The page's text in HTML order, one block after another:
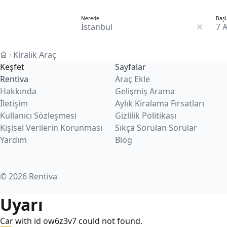
Nerede
7
Kiralık Araç
Keşfet
Rentiva
Hakkında
İletişim
Kullanıcı Sözleşmesi
Kişisel Verilerin Korunması
Yardım
Sayfalar
Araç Ekle
Gelişmiş Arama
Aylık Kiralama Fırsatları
Gizlilik Politikası
Sıkça Sorulan Sorular
Blog
© 2026 Rentiva
Uyarı
Car with id ow6z3v7 could not found.